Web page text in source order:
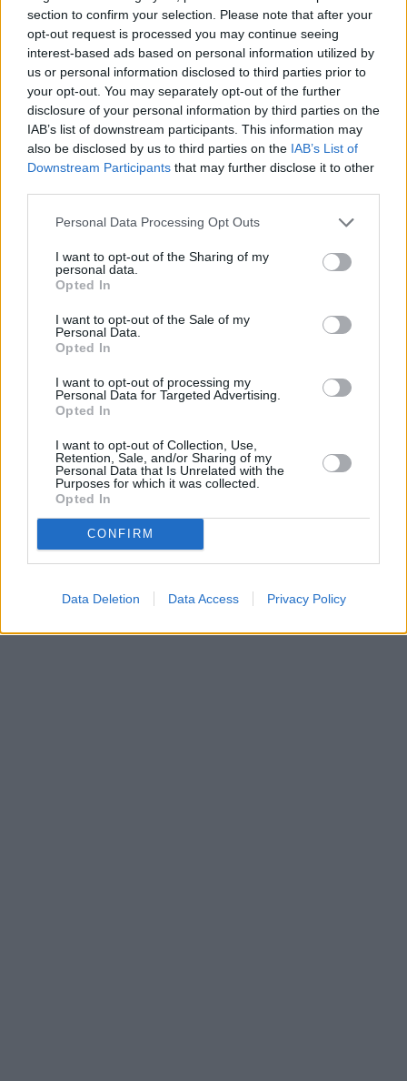
section to confirm your selection. Please note that after your
opt-out request is processed you may continue seeing
interest-based ads based on personal information utilized by
us or personal information disclosed to third parties prior to
your opt-out. You may separately opt-out of the further
disclosure of your personal information by third parties on the
IAB’s list of downstream participants. This information may
also be disclosed by us to third parties on the IAB’s List of
Downstream Participants that may further disclose it to other
Personal Data Processing Opt Outs
I want to opt-out of the Sharing of my
personal data.
Opted In
I want to opt-out of the Sale of my
Personal Data.
Opted In
I want to opt-out of processing my
Personal Data for Targeted Advertising.
Opted In
I want to opt-out of Collection, Use,
Retention, Sale, and/or Sharing of my
Personal Data that Is Unrelated with the
Purposes for which it was collected.
Opted In
CONFIRM
Data Deletion Data Access Privacy Policy
07.08.2026 -
Bosch Powertrain s.r.o. Jihlava • linkový střídač • mzda
48.400 Kč • příspěvek na ubytování (Jihlava, okres Jihlava)
07.08.2026 -Bosch Powertrain s.r.o. Jihlava • obsluha CNC strojů •
48.400 Kč • náborový bonus 50.000 Kč • příspěvek na ubytování
07.08.2026 -Specialista pro elektronická zařízení údržby (m/ž) (tř.
Klementa 869, Mladá Boleslav II)
06.08.2026 -Bosch Powertrain s.r.o. Jihlava • CNC operátor• mzda
Kč • náborový bonus 50.000 Kč • příspěvek na ubytování (Jihlava,
Bosch Powertrain s.r.o. • montážní dělník • mzda 44.700
týdenní zálohy na mzdu 2.000 Kč (Jihlava, okres Jihlava)
Vybrané články
Prima sport - co nabídne v prvním
Parabola.cz- web o satelitní, terestrické a kabelové televizi, ©
O webu parabola.cz
Dovolená u moře•Bazény